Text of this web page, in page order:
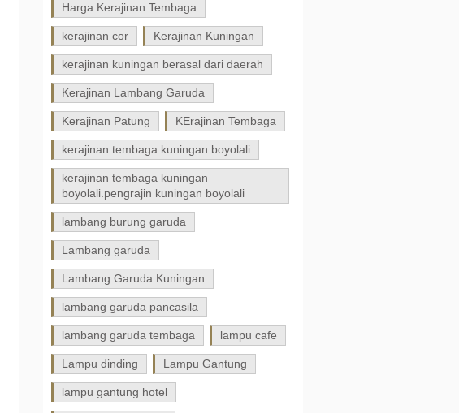
Harga Kerajinan Tembaga
kerajinan cor Kerajinan Kuningan
kerajinan kuningan berasal dari daerah
Kerajinan Lambang Garuda
Kerajinan Patung KErajinan Tembaga
kerajinan tembaga kuningan boyolali
kerajinan tembaga kuningan
boyolali.pengrajin kuningan boyolali
lambang burung garuda
Lambang garuda
Lambang Garuda Kuningan
lambang garuda pancasila
lambang garuda tembaga lampu cafe
Lampu dinding Lampu Gantung
lampu gantung hotel